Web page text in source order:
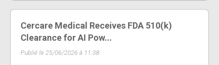
Cercare Medical Receives FDA 510(k)
Clearance for AI Pow...
Publié le 25/06/2026 à 11:38